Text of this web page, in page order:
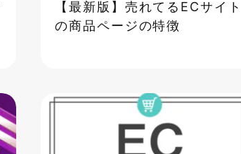
【最新版】売れてるECサイト
の商品ページの特徴